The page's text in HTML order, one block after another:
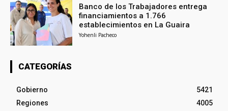
Banco de los Trabajadores entrega
financiamientos a 1.766
establecimientos en La Guaira
Yohenli Pacheco
CATEGORÍAS
Gobierno
5421
Regiones
4005